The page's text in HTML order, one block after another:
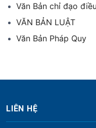
Văn Bản chỉ đạo
VĂN BẢN LUẬT
Văn Bản Pháp Quy
LIÊN HỆ